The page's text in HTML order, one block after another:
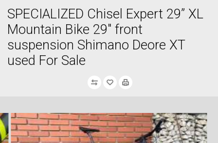
SPECIALIZED Chisel Expert 29” XL
Mountain Bike 29" front
suspension Shimano Deore XT
used For Sale